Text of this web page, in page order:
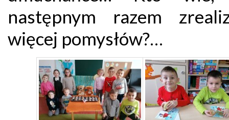
następnym razem
więcej pomysłów?…